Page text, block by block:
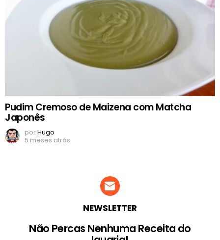
Pudim Cremoso de Maizena com Matcha
Japonês
porHugo
5 meses atrás
NEWSLETTER
Não Percas Nenhuma Receita do